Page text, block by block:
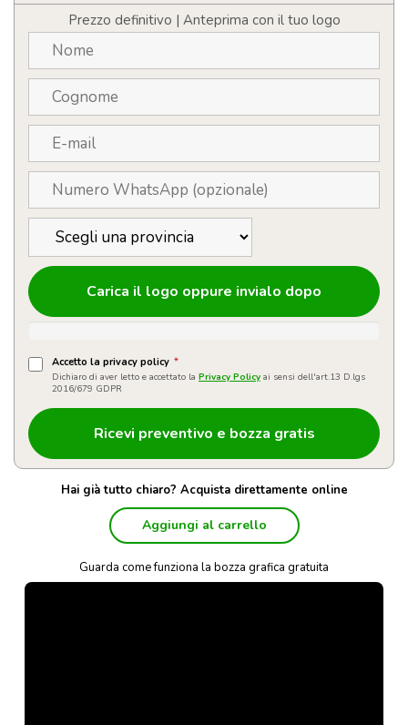
quantitàPrezzo definitivo | Anteprima con il tuo logo
Carica il logo oppure invialo dopo
Accetto la privacy policy *
Dichiaro di aver letto e accettato la Privacy Policy ai sensi dell'art.13 D.lgs
2016/679 GDPR
Hai già tutto chiaro? Acquista direttamente online
Aggiungi al carrello
Guarda come funziona la bozza grafica gratuita